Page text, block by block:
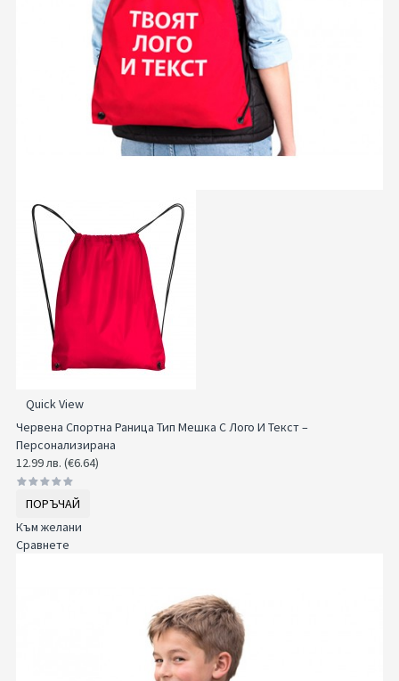
Quick View
Червена Спортна Раница Тип Мешка С Лого И Текст –
Персонализирана
12.99 лв. (€6.64)
ПОРЪЧАЙ
Към желани
Сравнете